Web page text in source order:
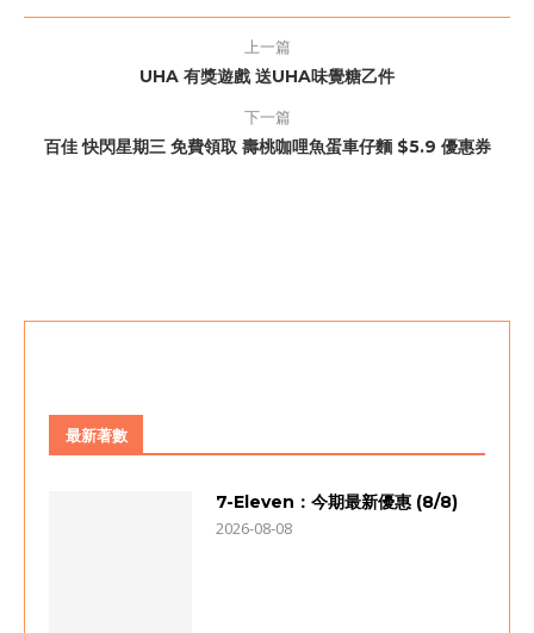
上一篇
UHA 有獎遊戲 送UHA味覺糖乙件
下一篇
百佳 快閃星期三 免費領取 壽桃咖哩魚蛋車仔麵 $5.9 優惠券
最新著數
7-Eleven：今期最新優惠 (8/8)
2026-08-08